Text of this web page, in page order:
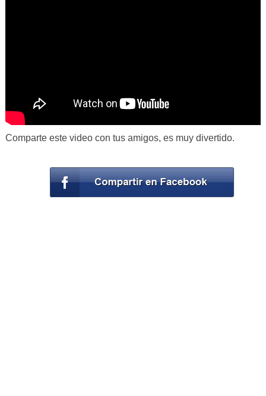
Comparte este video con tus amigos, es muy divertido.